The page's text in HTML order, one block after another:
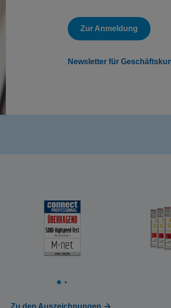
Zur Anmeldung
Newsletter für
Zu den Auszeichnungen